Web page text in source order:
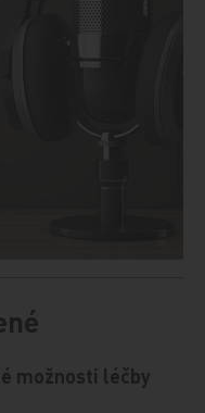
možnosti léčby